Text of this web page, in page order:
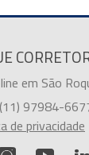
em São
(11) 97984-
de privacidade